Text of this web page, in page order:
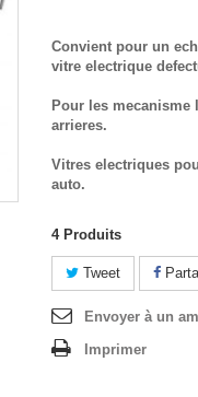
Convient pour un
vitre electrique
Pour les mecanisme
arrieres.
Vitres electriques
auto.
4 Produits
Tweet
Envoyer à un
Imprimer